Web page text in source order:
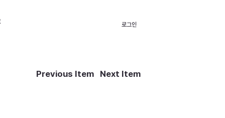
로그인
Next Item
Previous Item